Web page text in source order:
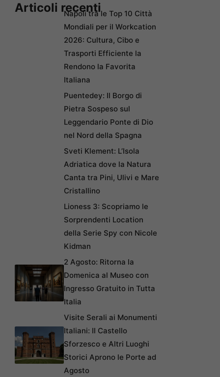
Articoli recentiNapoli tra le Top 10 Città
Mondiali per il Workcation
2026: Cultura, Cibo e
Trasporti Efficiente la
Rendono la Favorita
Italiana
Puentedey: Il Borgo di
Pietra Sospeso sul
Leggendario Ponte di Dio
nel Nord della Spagna
Sveti Klement: L’Isola
Adriatica dove la Natura
Canta tra Pini, Ulivi e Mare
Cristallino
Lioness 3: Scopriamo le
Sorprendenti Location
della Serie Spy con Nicole
Kidman
2 Agosto: Ritorna la
Domenica al Museo con
Ingresso Gratuito in Tutta
Italia
Visite Serali ai Monumenti
Italiani: Il Castello
Sforzesco e Altri Luoghi
Storici Aprono le Porte ad
Agosto